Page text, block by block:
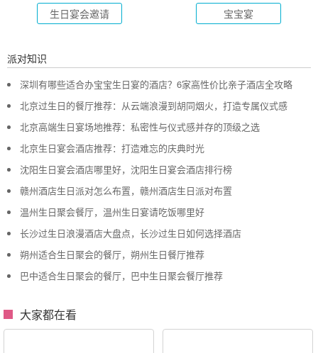
生日宴会邀请 宝宝宴
派对知识
深圳有哪些适合办宝宝生日宴的酒店？6家高性价比亲子酒店全攻略
北京过生日的餐厅推荐：从云端浪漫到胡同烟火，打造专属仪式感
北京高端生日宴场地推荐：私密性与仪式感并存的顶级之选
北京生日宴会酒店推荐：打造难忘的庆典时光
沈阳生日宴会酒店哪里好，沈阳生日宴会酒店排行榜
赣州酒店生日派对怎么布置，赣州酒店生日派对布置
温州生日聚会餐厅，温州生日宴请吃饭哪里好
长沙过生日浪漫酒店大盘点，长沙过生日如何选择酒店
朔州适合生日聚会的餐厅，朔州生日餐厅推荐
巴中适合生日聚会的餐厅，巴中生日聚会餐厅推荐
大家都在看